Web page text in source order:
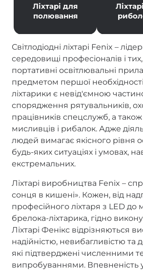
Ліхтарі для
полювання
Світлодіодні ліхтарі Fenix –
середовищі професіоналів і
портативні освітлювальні
предметом першої необхідності.
ліхтарики є невід'ємною
спорядження рятувальників,
працівників спецслужб, а також
мисливців і рибалок. Адже
людей вимагає якісного рівня
будь-яких ситуаціях і умовах,
екстремальних.
Ліхтарі виробництва Fenix –
сонця в кишені». Кожен, від
професійного ліхтаря з LED до
брелока-ліхтарика, гідно
Ліхтарі Фенікс відрізняються
надійністю, невибагливістю та
які підтверджені численними
випробуваннями. Впевненість у